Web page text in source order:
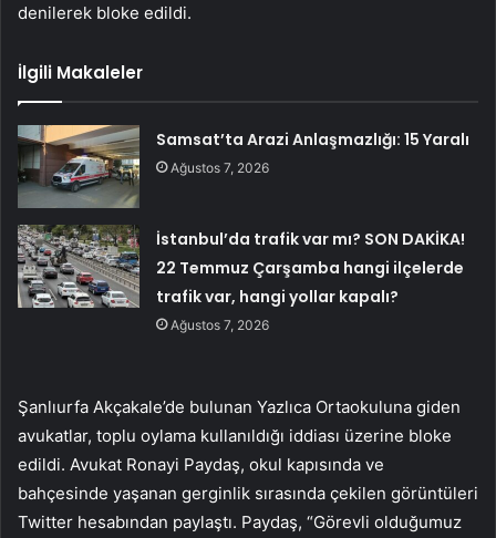
denilerek bloke edildi.
İlgili Makaleler
Samsat’ta Arazi Anlaşmazlığı: 15 Yaralı
Ağustos 7, 2026
İstanbul’da trafik var mı? SON DAKİKA!
22 Temmuz Çarşamba hangi ilçelerde
trafik var, hangi yollar kapalı?
Ağustos 7, 2026
Şanlıurfa Akçakale’de bulunan Yazlıca Ortaokuluna giden
avukatlar, toplu oylama kullanıldığı iddiası üzerine bloke
edildi. Avukat Ronayi Paydaş, okul kapısında ve
bahçesinde yaşanan gerginlik sırasında çekilen görüntüleri
Twitter hesabından paylaştı. Paydaş, “Görevli olduğumuz